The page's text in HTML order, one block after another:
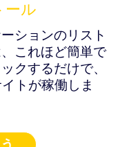
ール
ションのリスト
これほど簡単で
クするだけで、
トが稼働しま